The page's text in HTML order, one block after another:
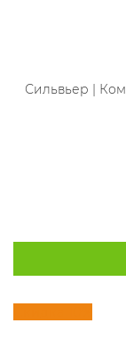
Сильвьер |